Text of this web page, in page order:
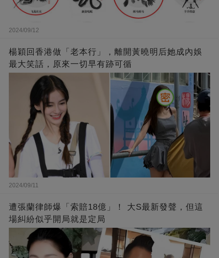
2024/09/12
楊穎回香港做「老本行」，離開黃曉明后她成內娛
最大笑話，原來一切早有跡可循
2024/09/11
遭張蘭律師爆「索賠18億」！ 大S最新發聲，但這
場糾紛似乎開局就是定局